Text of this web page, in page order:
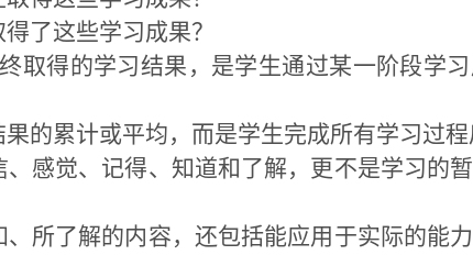
了这些学习成果？
取得的学习结果，是学生通过某一阶段学
的累计或平均，而是学生完成所有学习过程
感觉、记得、知道和了解，更不是学习的
所了解的内容，还包括能应用于实际的能